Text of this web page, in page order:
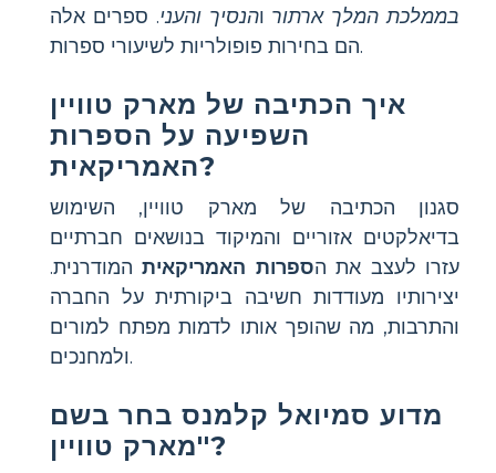
בממלכת המלך ארתור והנסיך והעני. ספרים אלה
הם בחירות פופולריות לשיעורי ספרות.
איך הכתיבה של מארק טוויין
השפיעה על הספרות
האמריקאית?
סגנון הכתיבה של מארק טוויין, השימוש
בדיאלקטים אזוריים והמיקוד בנושאים חברתיים
עזרו לעצב את הספרות האמריקאיתהמודרנית.
יצירותיו מעודדות חשיבה ביקורתית על החברה
והתרבות, מה שהופך אותו לדמות מפתח למורים
ולמחנכים.
מדוע סמיואל קלמנס בחר בשם
'מארק טוויין'?